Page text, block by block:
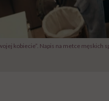
kobiecie”. Napis na metce męskich